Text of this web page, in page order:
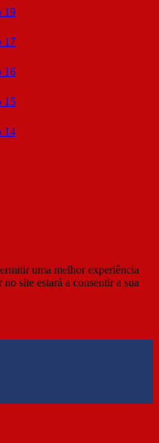
19
17
16
15
14
uma melhor experiência
site estará a consentir a sua